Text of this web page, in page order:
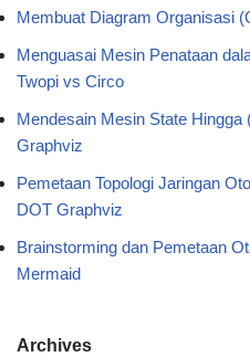
Membuat Diagram Organisasi
Menguasai Mesin Penataan
Twopi vs Circo
Mendesain Mesin State
Graphviz
Pemetaan Topologi Jaringan
DOT Graphviz
Brainstorming dan Pemetaan
Mermaid
Archives